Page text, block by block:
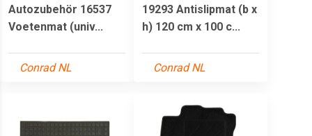
Autozubehör 16537
Voetenmat (univ...
Conrad NL
19293 Antislipmat (b x
h) 120 cm x 100 c...
Conrad NL